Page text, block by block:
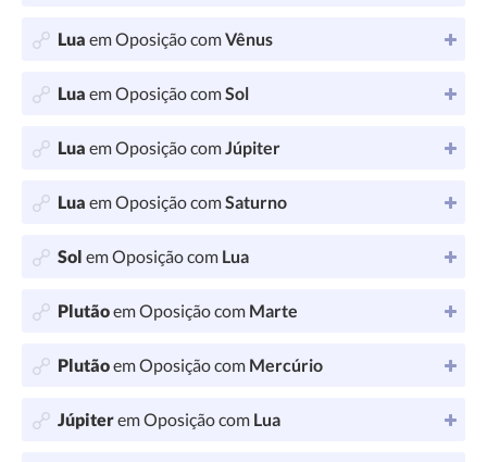
Lua em Oposição comVênus
Lua em Oposição comSol
Lua em Oposição comJúpiter
Lua em Oposição comSaturno
Sol em Oposição com Lua
Plutãoem Oposição com Marte
Plutãoem Oposição com Mercúrio
Júpiterem Oposição com Lua